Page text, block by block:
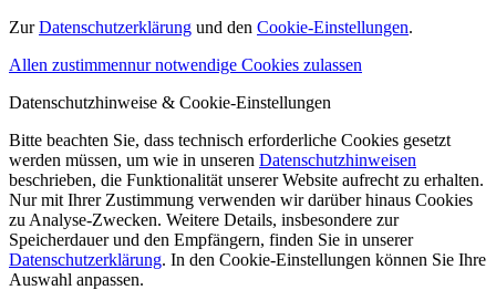
ZurDatenschutzerklärung und den Cookie-Einstellungen.
Allen zustimmennur notwendige Cookies zulassen
Datenschutzhinweise & Cookie-Einstellungen
Bitte beachten Sie, dass technisch erforderliche Cookies gesetzt
werden müssen, um wie in unseren Datenschutzhinweisen
beschrieben, die Funktionalität unserer Website aufrecht zu erhalten.
Nur mit Ihrer Zustimmung verwenden wir darüber hinaus Cookies
zu Analyse-Zwecken. Weitere Details, insbesondere zur
Speicherdauer und den Empfängern, finden Sie in unserer
Datenschutzerklärung. In den Cookie-Einstellungen können Sie Ihre
Auswahl anpassen.